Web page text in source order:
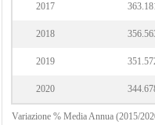
2017
2018
2019
2020
Variazione % Media Annua (2015/